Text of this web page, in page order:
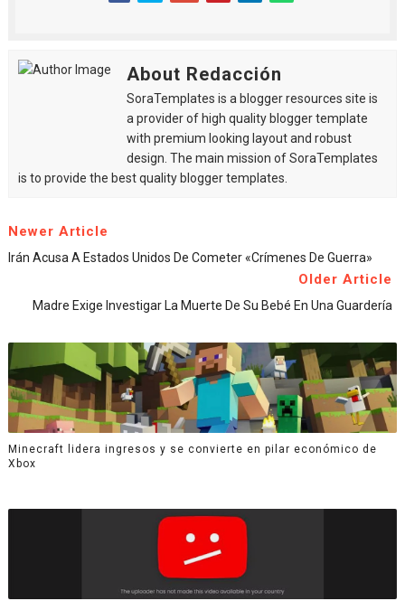
About Redacción
SoraTemplates is a blogger resources site is
a provider of high quality blogger template
with premium looking layout and robust
design. The main mission of SoraTemplates
is to provide the best quality blogger templates.
Newer Article
Irán Acusa A Estados Unidos De Cometer «crímenes De Guerra»
Older Article
Madre Exige Investigar La Muerte De Su Bebé En Una Guardería
Minecraft lidera ingresos y se convierte en pilar económico de
Xbox